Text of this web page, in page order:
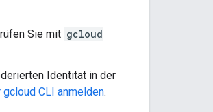
Sie mit gcloud
Identität in der
CLI anmelden.